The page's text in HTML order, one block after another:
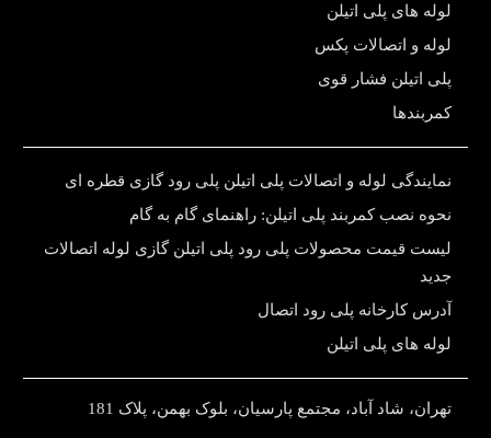
لوله های پلی اتیلن
لوله و اتصالات پکس
پلی اتیلن فشار قوی
کمربندها
نمایندگی لوله و اتصالات پلی اتیلن پلی رود گازی قطره ای
نحوه نصب کمربند پلی اتیلن: راهنمای گام به گام
لیست قیمت محصولات پلی رود پلی اتیلن گازی لوله اتصالات
جدید
آدرس کارخانه پلی رود اتصال
لوله های پلی اتیلن
تهران، شاد آباد، مجتمع پارسیان، بلوک بهمن، پلاک 181